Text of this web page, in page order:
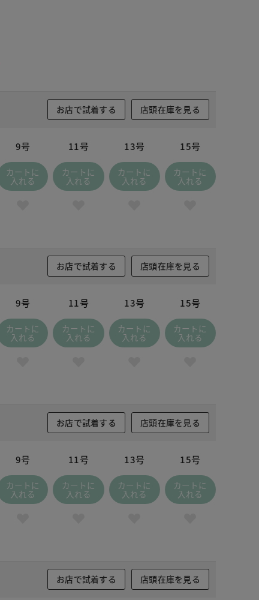
お店で試着する 店頭在庫を見る
9号
カートに
入れる
11号
カートに
入れる
13号
カートに
入れる
15号
カートに
入れる
お店で試着する 店頭在庫を見る
9号
カートに
入れる
11号
カートに
入れる
13号
カートに
入れる
15号
カートに
入れる
お店で試着する 店頭在庫を見る
9号
カートに
入れる
11号
カートに
入れる
13号
カートに
入れる
15号
カートに
入れる
お店で試着する 店頭在庫を見る